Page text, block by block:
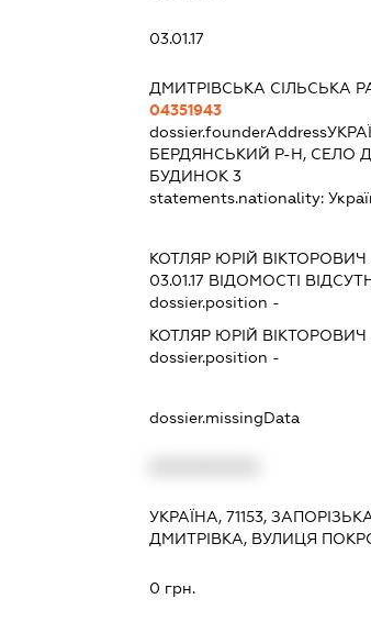
03.01.17
ДМИТРІВСЬКА СІЛЬСЬКА
04351943
dossier.founderAddress
БЕРДЯНСЬКИЙ Р-Н, СЕЛО
БУДИНОК 3
statements.nationality:
КОТЛЯР ЮРІЙ ВІКТОРОВИЧ
03.01.17ВІДОМОСТІ
dossier.position -
КОТЛЯР ЮРІЙ ВІКТОРОВИЧ
dossier.position -
dossier.missingData
УКРАЇНА, 71153,
ДМИТРІВКА, ВУЛИЦЯ
0 грн.